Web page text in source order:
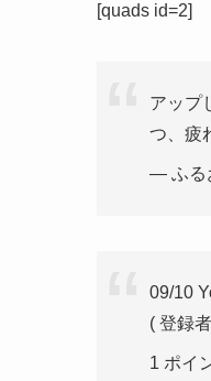
[quads id=2]
アップ
つ、疲
— ふる
09/10
( 登録
1 ポイ